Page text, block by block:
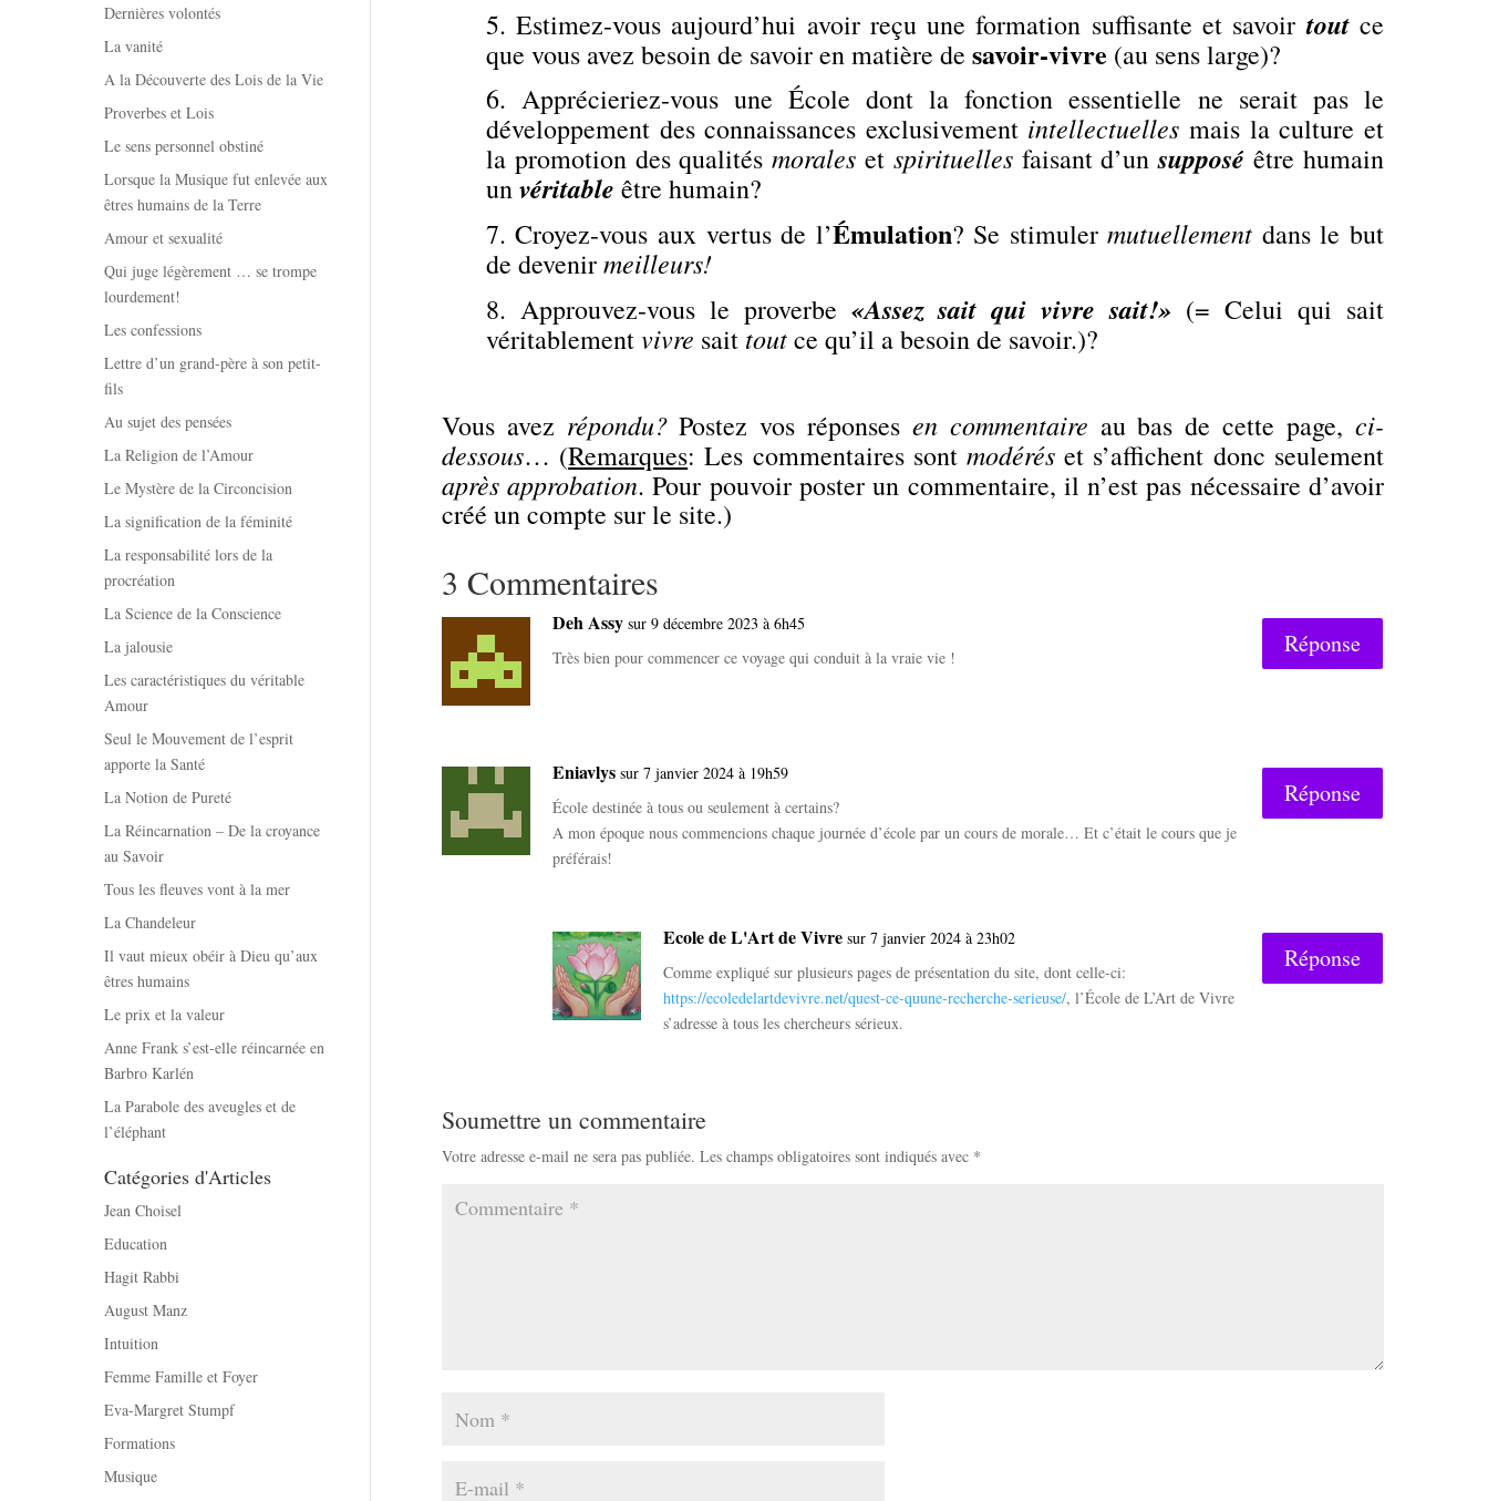
Dernières volontés
La vanité
A la Découverte des Lois de la Vie
Proverbes et Lois
Le sens personnel obstiné
Lorsque la Musique fut enlevée aux
êtres humains de la Terre
Amour et sexualité
Qui juge légèrement … se trompe
lourdement!
Les confessions
Lettre d’un grand-père à son petit-
fils
Au sujet des pensées
La Religion de l’Amour
Le Mystère de la Circoncision
La signification de la féminité
La responsabilité lors de la
procréation
La Science de la Conscience
La jalousie
Les caractéristiques du véritable
Amour
Seul le Mouvement de l’esprit
apporte la Santé
La Notion de Pureté
La Réincarnation – De la croyance
au Savoir
Tous les fleuves vont à la mer
La Chandeleur
Il vaut mieux obéir à Dieu qu’aux
êtres humains
Le prix et la valeur
Anne Frank s’est-elle réincarnée en
Barbro Karlén
La Parabole des aveugles et de
l’éléphant
Catégories d'Articles
Jean Choisel
Education
Hagit Rabbi
August Manz
Intuition
Femme Famille et Foyer
Eva-Margret Stumpf
Formations
Musique
5. Estimez-vous aujourd’hui avoir reçu une formation suffisante et savoirtoutce
que vous avez besoin de savoir en matière de savoir-vivre (au sens large)?
6. Apprécieriez-vous une École dont la fonction essentielle ne serait pas le
développement des connaissances exclusivement intellectuelles mais la culture et
la promotion des qualitésmorales et spirituellesfaisant d’unsupposé être humain
unvéritable être humain?
7. Croyez-vous aux vertus de l’Émulation? Se stimulermutuellement dans le but
de devenirmeilleurs!
8. Approuvez-vous le proverbe «Assez sait qui vivre sait!» (= Celui qui sait
véritablementvivre sait toutce qu’il a besoin de savoir.)?
Vous avez répondu?Postez vos réponses en commentaire au bas de cette page, ci-
dessous… (Remarques: Les commentaires sont modéréset s’affichent donc seulement
après approbation. Pour pouvoir poster un commentaire, il n’est pas nécessaire d’avoir
créé un compte sur le site.)
3 Commentaires
Deh Assy sur 9 décembre 2023 à 6h45
Très bien pour commencer ce voyage qui conduit à la vraie vie !
Réponse
Eniavlys sur 7 janvier 2024 à 19h59
École destinée à tous ou seulement à certains?
A mon époque nous commencions chaque journée d’école par un cours de morale… Et c’était le cours que je
préférais!
Réponse
Ecole de L'Art de Vivre sur 7 janvier 2024 à 23h02
Comme expliqué sur plusieurs pages de présentation du site, dont celle-ci:
https://ecoledelartdevivre.net/quest-ce-quune-recherche-serieuse/, l’École de L’Art de Vivre
s’adresse à tous les chercheurs sérieux.
Réponse
Soumettre un commentaire
Votre adresse e-mail ne sera pas publiée. Les champs obligatoires sont indiqués avec *